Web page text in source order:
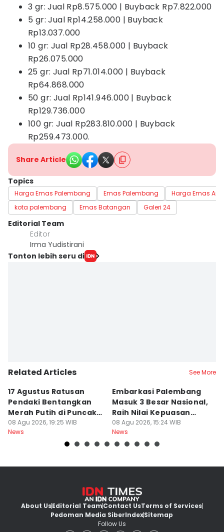
3 gr: Jual Rp8.575.000 | Buyback Rp7.822.000
5 gr: Jual Rp14.258.000 | Buyback
Rp13.037.000
10 gr: Jual Rp28.458.000 | Buyback
Rp26.075.000
25 gr: Jual Rp71.014.000 | Buyback
Rp64.868.000
50 gr: Jual Rp141.946.000 | Buyback
Rp129.736.000
100 gr: Jual Rp283.810.000 | Buyback
Rp259.473.000.
Share Article
Topics
Harga Emas Palembang Emas Palembang
Harga Emas
kota palembang
Emas Batangan Galeri 24
Editorial Team
Editor
Irma Yudistirani
Tonton lebih seru di
Related Articles See More
17 Agustus Ratusan
Pendaki Bentangkan
Merah Putih di Puncak
Dempo
08 Agu 2026, 19:25 WIB
News
Embarkasi Palembang
Masuk 3 Besar Nasional,
Raih Nilai Kepuasan
86,65
08 Agu 2026, 15:24 WIB
News
About UsEditorial TeamContact UsTerms of Services
Pedoman Media SiberIndexSitemap
Follow Us